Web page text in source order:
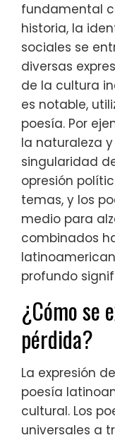
fundamental
historia, la
sociales se
diversas
de la cultura
es notable,
poesía. Por
la naturaleza
singularidad
opresión
temas, y los
medio para
combinados
profundo
¿Cómo se
pérdida?
La expresión
poesía
cultural. Los
universales a